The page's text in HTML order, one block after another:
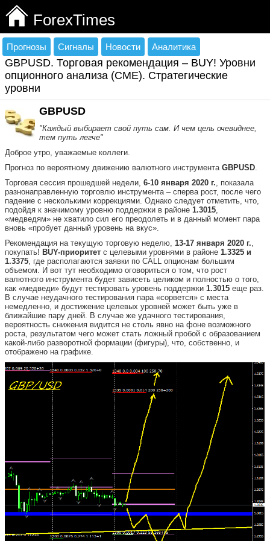
ForexTimes
Прогнозы Сигналы Новости Аналитика
GBPUSD. Торговая рекомендация – BUY! Уровни
опционного анализа (СМЕ). Стратегические
уровни
GBPUSD
"Каждый выбирает свой путь сам. И чем цель очевиднее,
тем путь легче"
Доброе утро, уважаемые коллеги.
Прогноз по вероятному движению валютного инструмента GBPUSD.
Торговая сессия прошедшей недели, 6-10 января 2020 г., показала
разнонаправленную торговлю инструмента – сперва рост, после чего
падение с несколькими коррекциями. Однако следует отметить, что,
подойдя к значимому уровню поддержки в районе 1.3015,
«медведям» не хватило сил его преодолеть и в данный момент пара
вновь «пробует данный уровень на вкус».
Рекомендация на текущую торговую неделю, 13-17 января 2020 г.,
покупать! BUY-приоритет с целевыми уровнями в районе 1.3325 и
1.3375, где располагаются заявки по CALL опционам большим
объемом. И вот тут необходимо оговориться о том, что рост
валютного инструмента будет зависеть целиком и полностью о того,
как «медведи» будут тестировать уровень поддержки 1.3015 еще раз.
В случае неудачного тестирования пара «сорвется» с места
немедленно, и достижение целевых уровней может быть уже в
ближайшие пару дней. В случае же удачного тестирования,
вероятность снижения видится не столь явно на фоне возможного
роста, результатом чего может стать ложный пробой с образованием
какой-либо разворотной формации (фигуры), что, собственно, и
отображено на графике.